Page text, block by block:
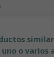
o varios